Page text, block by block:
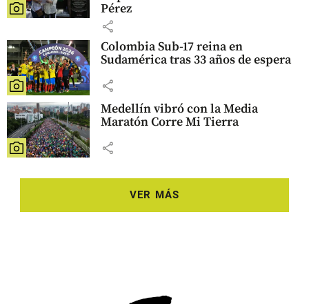
Pérez
share
Colombia Sub-17 reina en
Sudamérica tras 33 años de espera
share
Medellín vibró con la Media
Maratón Corre Mi Tierra
share
VER MÁS